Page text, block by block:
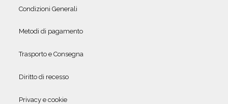
Condizioni Generali
Metodi di pagamento
Trasporto e Consegna
Diritto di recesso
Privacy e cookie